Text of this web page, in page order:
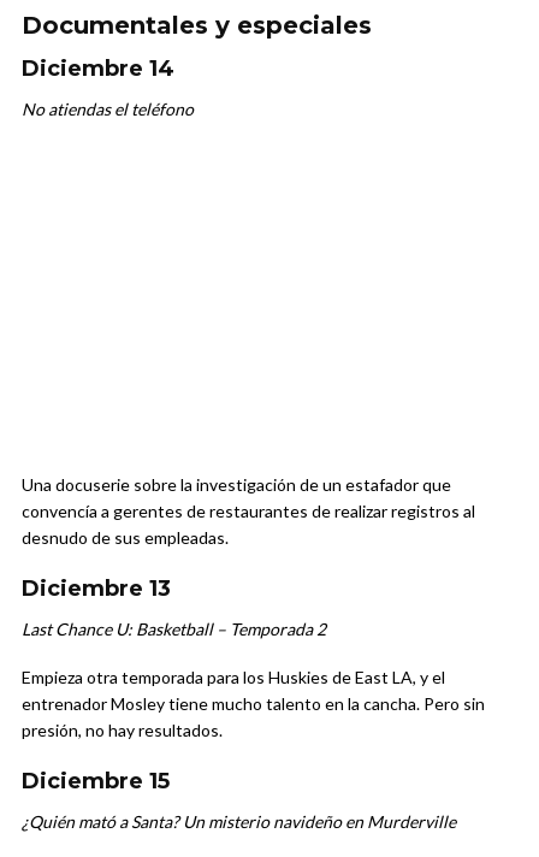
Documentales y especiales
Diciembre 14
No atiendas el teléfono
Una docuserie sobre la investigación de un estafador que
convencía a gerentes de restaurantes de realizar registros al
desnudo de sus empleadas.
Diciembre 13
Last Chance U: Basketball – Temporada 2
Empieza otra temporada para los Huskies de East LA, y el
entrenador Mosley tiene mucho talento en la cancha. Pero sin
presión, no hay resultados.
Diciembre 15
¿Quién mató a Santa? Un misterio navideño en Murderville